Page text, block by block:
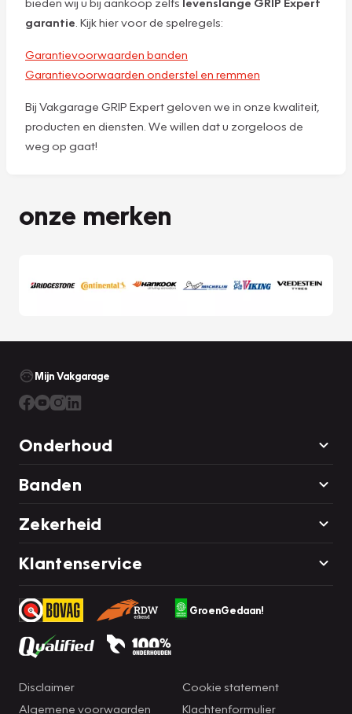
garantie . Kijk hier voor de spelregels:
Garantievoorwaarden banden
Garantievoorwaarden onderstel en remmen
Bij Vakgarage GRIP Expert geloven we in onze kwaliteit,
producten en diensten. We willen dat u zorgeloos de
weg op gaat!
onze merken
Mijn Vakgarage
Onderhoud
Banden
Zekerheid
Klantenservice
GroenGedaan!
Disclaimer
Algemene voorwaarden
Cookie statement
Klachtenformulier